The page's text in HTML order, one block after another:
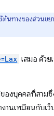
นทางของส่วนข
เสมอ ด้ว
องบุคคลที่สา
านเหมือนกับ